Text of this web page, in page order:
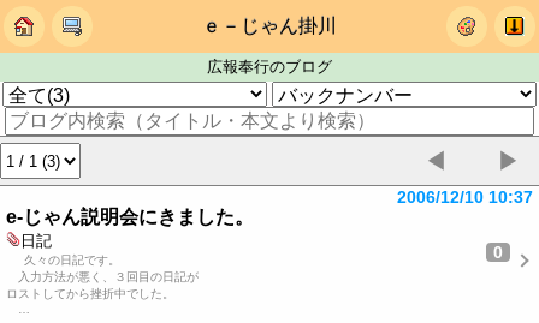
ｅ－じゃん掛川
広報奉行のブログ
◀ ▶
e-じゃん説明会にきました。
2006/12/10 10:37
日記
0
久々の日記です。
入力方法が悪く、３回目の日記が
ロストしてから挫折中でした。